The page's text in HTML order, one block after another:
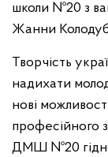
школи №20 з
Жанни Колодуб
Творчість
надихати
нові
професійного
ДМШ №20 гідно